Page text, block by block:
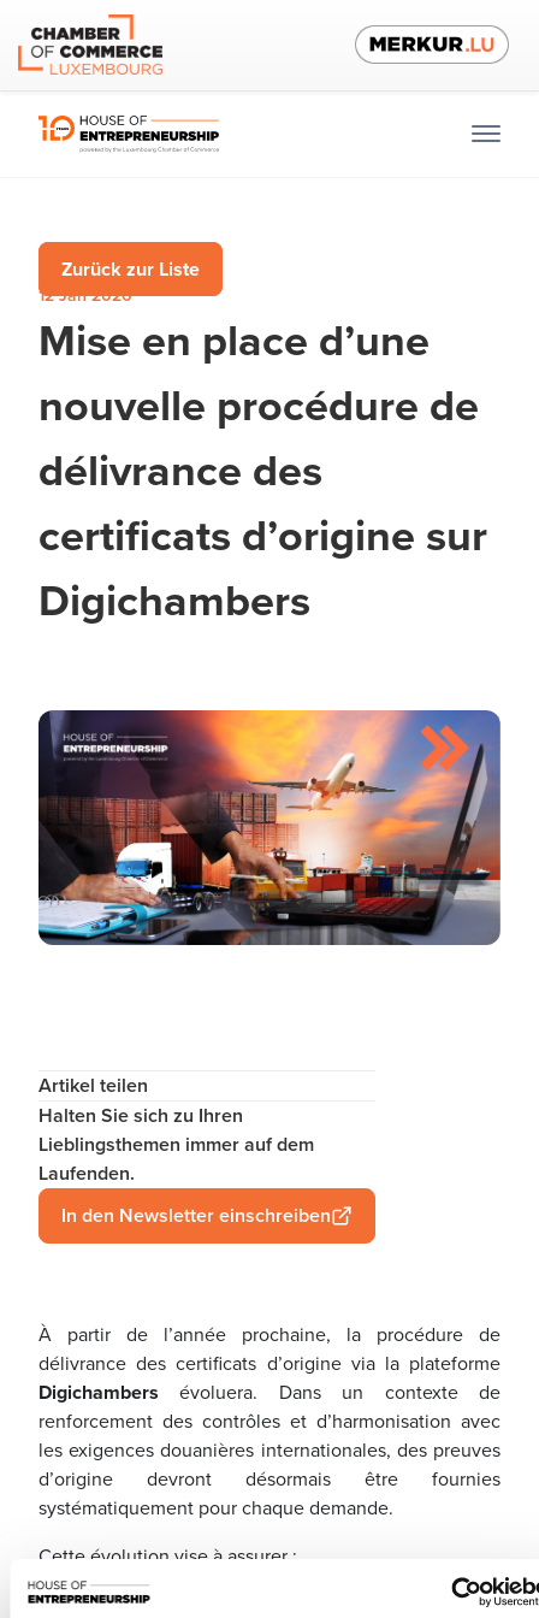
Zurück zur Liste
12 Jan 2026
Mise en place d’une
nouvelle procédure de
délivrance des
certificats d’origine sur
Digichambers
Artikel teilen
Halten Sie sich zu Ihren
Lieblingsthemen immer auf dem
Laufenden.
In den Newsletter einschreiben
À partir de l’année prochaine, la procédure de
délivrance des certificats d’origine via la plateforme
Digichambers évoluera. Dans un contexte de
renforcement des contrôles et d’harmonisation avec
les exigences douanières internationales, des preuves
d’origine devront désormais être fournies
systématiquement pour chaque demande.
Cette évolution vise à assurer :
une conformité accrue avec les